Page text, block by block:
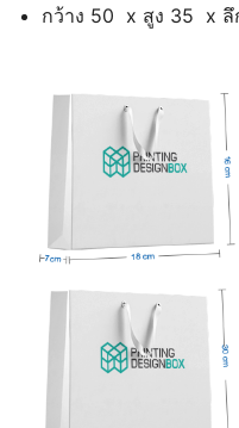
กว้าง 50 x สูง 35 x ลึ